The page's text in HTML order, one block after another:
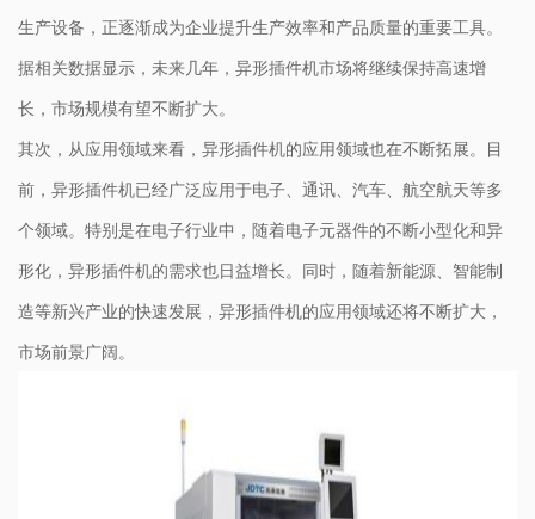
生产设备，正逐渐成为企业提升生产效率和产品质量的重要工具。
据相关数据显示，未来几年，异形插件机市场将继续保持高速增
长，市场规模有望不断扩大。
其次，从应用领域来看，异形插件机的应用领域也在不断拓展。目
前，异形插件机已经广泛应用于电子、通讯、汽车、航空航天等多
个领域。特别是在电子行业中，随着电子元器件的不断小型化和异
形化，异形插件机的需求也日益增长。同时，随着新能源、智能制
造等新兴产业的快速发展，异形插件机的应用领域还将不断扩大，
市场前景广阔。